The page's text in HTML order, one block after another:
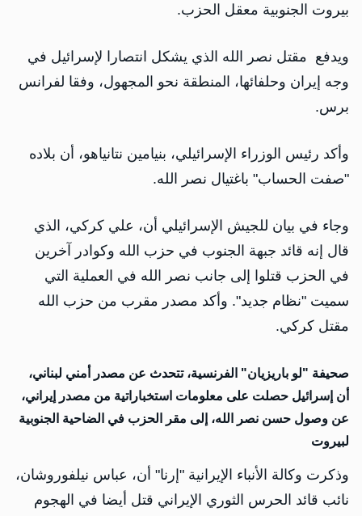
بيروت الجنوبية معقل الحزب.
ويدفع مقتل نصر الله الذي يشكل انتصارا لإسرائيل في
وجه إيران وحلفائها، المنطقة نحو المجهول، وفقا لفرانس
برس.
وأكد رئيس الوزراء الإسرائيلي، بنيامين نتانياهو، أن بلاده
"صفت الحساب" باغتيال نصر الله.
وجاء في بيان للجيش الإسرائيلي أن، علي كركي، الذي
قال إنه قائد جبهة الجنوب في حزب الله وكوادر آخرين
في الحزب قتلوا إلى جانب نصر الله في العملية التي
سميت "نظام جديد". وأكد مصدر مقرب من حزب الله
مقتل كركي.
صحيفة "لو باريزيان" الفرنسية، تتحدث عن مصدر أمني لبناني،
أن إسرائيل حصلت على معلومات استخباراتية من مصدر إيراني،
عن وصول حسن نصر الله، إلى مقر الحزب في الضاحية الجنوبية
لبيروت
وذكرت وكالة الأنباء الإيرانية "إرنا" أن، عباس نيلفوروشان،
نائب قائد الحرس الثوري الإيراني قتل أيضا في الهجوم